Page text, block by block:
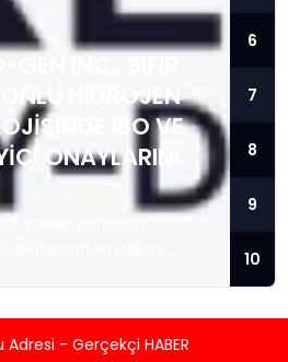
HIDROJEN
ISO VE
ONAYLARINI
ve satmak üzere
6
7
8
9
10
- Gerçekçi HABER